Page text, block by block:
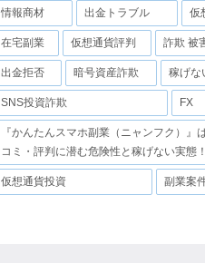
情報商材 出金トラブル 仮
在宅副業 仮想通貨評判 詐欺 被
出金拒否 暗号資産詐欺 稼げな
SNS投資詐欺 FX
『かんたんスマホ副業（ニャンフク）』
コミ・評判に潜む危険性と稼げない実態
仮想通貨投資 副業案